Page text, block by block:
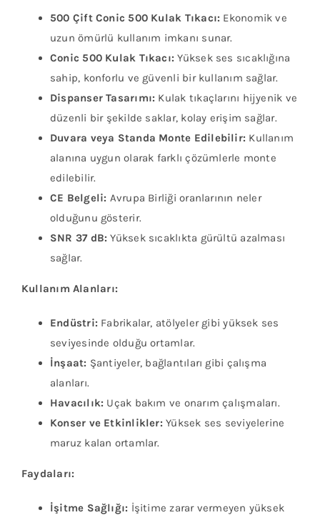
500 Çift Conic 500 Kulak Tıkacı: Ekonomik ve
uzun ömürlü kullanım imkanı sunar.
Conic 500 Kulak Tıkacı: Yüksek ses sıcaklığına
sahip, konforlu ve güvenli bir kullanım sağlar.
Dispanser Tasarımı: Kulak tıkaçlarını hijyenik ve
düzenli bir şekilde saklar, kolay erişim sağlar.
Duvara veya Standa Monte Edilebilir: Kullanım
alanına uygun olarak farklı çözümlerle monte
edilebilir.
CE Belgeli: Avrupa Birliği oranlarının neler
olduğunu gösterir.
SNR 37 dB:Yüksek sıcaklıkta gürültü azalması
sağlar.
Kullanım Alanları:
Endüstri: Fabrikalar, atölyeler gibi yüksek ses
seviyesinde olduğu ortamlar.
İnşaat: Şantiyeler, bağlantıları gibi çalışma
alanları.
Havacılık: Uçak bakım ve onarım çalışmaları.
Konser ve Etkinlikler:Yüksek ses seviyelerine
maruz kalan ortamlar.
Faydaları:
İşitme Sağlığı: İşitime zarar vermeyen yüksek